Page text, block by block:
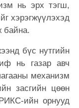
нь эрх тэгш,
хэрэгжүүлэхэд
байна.
бүс нутгийн
нь газар авч
механизм
засгийн цөөн
ийн орнууд